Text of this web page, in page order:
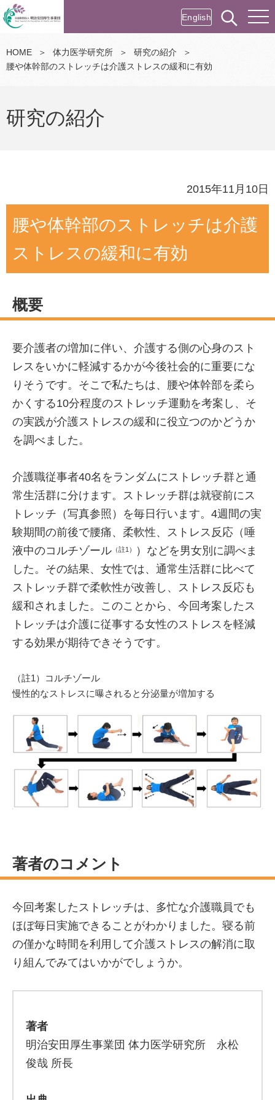
English
HOME ＞ 体力医学研究所 ＞ 研究の紹介
＞
腰や体幹部のストレッチは介護ストレスの緩和に有効
研究の紹介
2015年11月10日
腰や体幹部のストレッチは介護
ストレスの緩和に有効
概要
要介護者の増加に伴い、介護する側の心身のスト
レスをいかに軽減するかが今後社会的に重要にな
りそうです。そこで私たちは、腰や体幹部を柔ら
かくする10分程度のストレッチ運動を考案し、そ
の実践が介護ストレスの緩和に役立つのかどうか
を調べました。
介護職従事者40名をランダムにストレッチ群と通
常生活群に分けます。ストレッチ群は就寝前にス
トレッチ（写真参照）を毎日行います。4週間の実
験期間の前後で腰痛、柔軟性、ストレス反応（唾
液中のコルチゾール （註1）
）などを男女別に調べま
した。その結果、女性では、通常生活群に比べて
ストレッチ群で柔軟性が改善し、ストレス反応も
緩和されました。このことから、今回考案したス
トレッチは介護に従事する女性のストレスを軽減
する効果が期待できそうです。
（註1）コルチゾール
慢性的なストレスに曝されると分泌量が増加する
著者のコメント
今回考案したストレッチは、多忙な介護職員でも
ほぼ毎日実施できることがわかりました。寝る前
の僅かな時間を利用して介護ストレスの解消に取
り組んでみてはいかがでしょうか。
著者
明治安田厚生事業団 体力医学研究所 永松
俊哉 所長